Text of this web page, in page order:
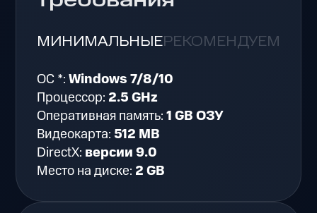
МИНИМАЛЬНЫЕРЕКОМЕНДУЕМЫЕ
ОС *:Windows 7/8/10
Процессор: 2.5 GHz
Оперативная память:1 GB ОЗУ
Видеокарта:512 MB
DirectX: версии 9.0
Место на диске: 2 GB